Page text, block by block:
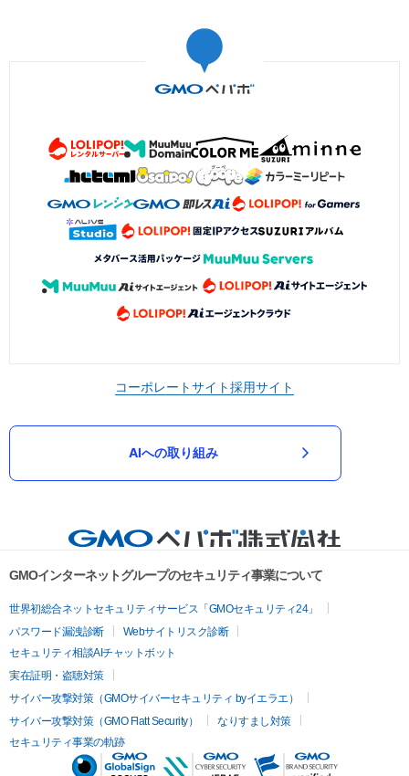
コーポレートサイト採用サイト
AIへの取り組み
GMOインターネットグループのセキュリティ事業について
世界初総合ネットセキュリティサービス「GMOセキュリティ24」
パスワード漏洩診断
Webサイトリスク診断
セキュリティ相談AIチャットボット
実在証明・盗聴対策
サイバー攻撃対策（GMOサイバーセキュリティ byイエラエ）
サイバー攻撃対策（GMO Flatt Security）
なりすまし対策
セキュリティ事業の軌跡